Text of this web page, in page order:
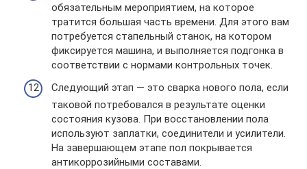
обязательным мероприятием, на которое
тратится большая часть времени. Для этого вам
потребуется стапельный станок, на котором
фиксируется машина, и выполняется подгонка в
соответствии с нормами контрольных точек.
Следующий этап — это сварка нового пола, если
таковой потребовался в результате оценки
состояния кузова. При восстановлении пола
используют заплатки, соединители и усилители.
На завершающем этапе пол покрывается
антикоррозийными составами.